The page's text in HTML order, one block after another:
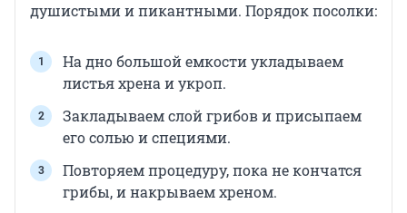
душистыми и пикантными. Порядок посолки:
На дно большой емкости укладываем
листья хрена и укроп.
Закладываем слой грибов и присыпаем
его солью и специями.
Повторяем процедуру, пока не кончатся
грибы, и накрываем хреном.